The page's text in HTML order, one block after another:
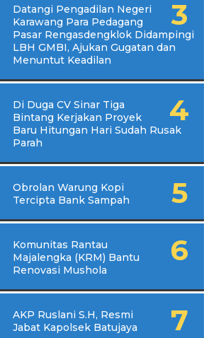
Datangi Pengadilan Negeri
Karawang Para Pedagang
Pasar Rengasdengklok Didampingi
LBH GMBI, Ajukan Gugatan dan
Menuntut Keadilan
Di Duga CV Sinar Tiga
Bintang Kerjakan Proyek
Baru Hitungan Hari Sudah Rusak
Parah
Obrolan Warung Kopi
Tercipta Bank Sampah
Komunitas Rantau
Majalengka (KRM) Bantu
Renovasi Mushola
AKP Ruslani S.H, Resmi
Jabat Kapolsek Batujaya